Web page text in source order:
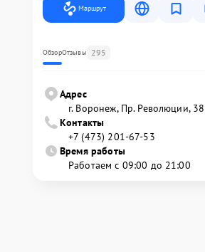
Маршрут
ОбзорОтзывы 295
Адрес
г. Воронеж, Пр. Революции, 38
Контакты
+7 (473) 201-67-53
Время работы
Работаем с 09:00 до 21:00